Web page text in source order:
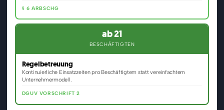
§ 6 ARBSCHG
ab 21
BESCHÄFTIGTEN
Regelbetreuung
Kontinuierliche Einsatzzeiten pro Beschäftigtem statt vereinfachtem
Unternehmermodell.
DGUV VORSCHRIFT 2